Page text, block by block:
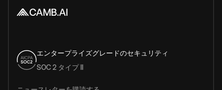
エンタープライズグレードのセキュリティ
SOC 2 タイプ II